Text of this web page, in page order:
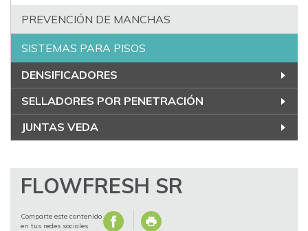
PREVENCIÓN DE MANCHAS
SISTEMAS PARA PISOS
DENSIFICADORES
SELLADORES POR PENETRACIÓN
JUNTAS VEDA
FLOWFRESH SR
Comparte este contenido
en tus redes sociales